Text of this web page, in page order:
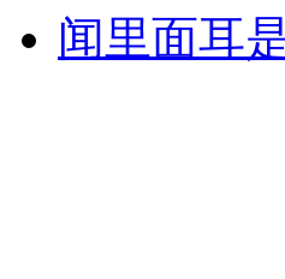
闻里面耳